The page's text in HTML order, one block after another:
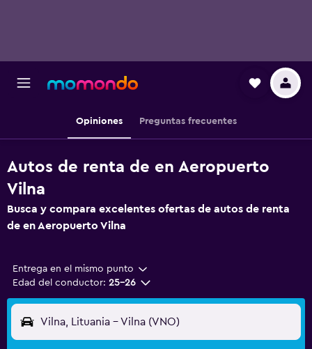
Opiniones Preguntas frecuentes
Autos de renta de en Aeropuerto
Vilna
Busca y compara excelentes ofertas de autos de renta
de en Aeropuerto Vilna
Entrega en el mismo punto
Edad del conductor: 25-26
Vilna, Lituania - Vilna (VNO)